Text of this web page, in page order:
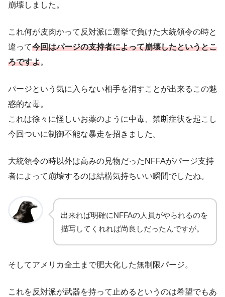
崩壊しました。
これ何が皮肉かって反対派に選挙で負けた大統領令の時と
違って今回はパージの支持者によって崩壊したというとこ
ろですよ。
パージという気に入らない相手を消すことが出来るこの魅
惑的な毒。
これは徐々に怪しいお薬のように中毒、禁断症状を起こし
今回ついに制御不能な暴走を招きました。
大統領令の時以外は高みの見物だったNFFAがパージ支持
者によって崩壊するのは結構気持ちいい瞬間でしたね。
出来れば明確にNFFAの人員がやられるのを
描写してくれれば尚良しだったんですが。
そしてアメリカ全土まで肥大化した無制限パージ。
これを反対派が武器を持って止めるというのは希望でもあ